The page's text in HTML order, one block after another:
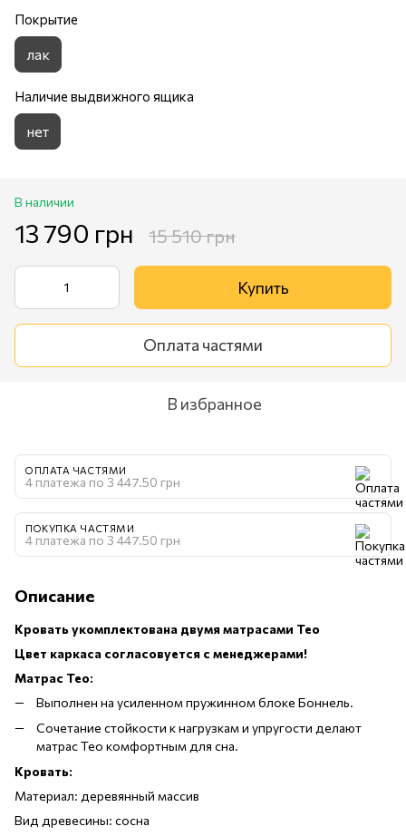
Покрытие
лак
Наличие выдвижного ящика
нет
В наличии
13 790 грн 15 510 грн
Купить
Оплата частями
В избранное
ОПЛАТА ЧАСТЯМИ
4 платежа по 3 447.50 грн
ПОКУПКА ЧАСТЯМИ
4 платежа по 3 447.50 грн
Описание
Кровать укомплектована двумя матрасами Тео
Цвет каркаса согласовуется с менеджерами!
Матрас Тео:
Выполнен на усиленном пружинном блоке Боннель.
Сочетание стойкости к нагрузкам и упругости делают
матрас Тео комфортным для сна.
Кровать:
Материал: деревянный массив
Вид древесины: сосна